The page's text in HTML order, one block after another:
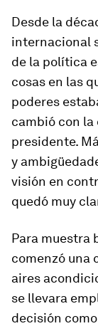
Desde la
internacional
de la política
cosas en las
poderes
cambió con la
presidente.
y
visión en
quedó muy
Para muestra
comenzó una
aires
se llevara
decisión